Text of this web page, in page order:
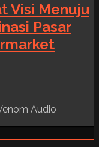
Visi Menuju
Pasar
Audio